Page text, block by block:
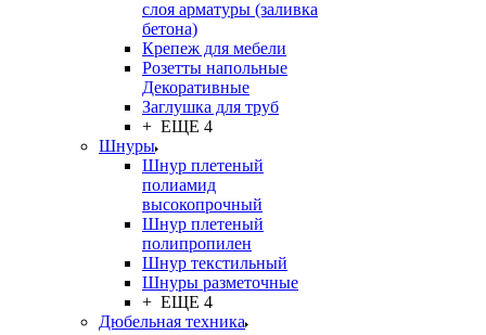
слоя арматуры (заливка
бетона)
Крепеж для мебели
Розетты напольные
Декоративные
Заглушка для труб
+ ЕЩЕ 4
Шнуры
Шнур плетеный
полиамид
высокопрочный
Шнур плетеный
полипропилен
Шнур текстильный
Шнуры разметочные
+ ЕЩЕ 4
Дюбельная техника